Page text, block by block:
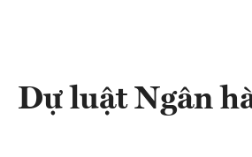
Dự luật Ngân